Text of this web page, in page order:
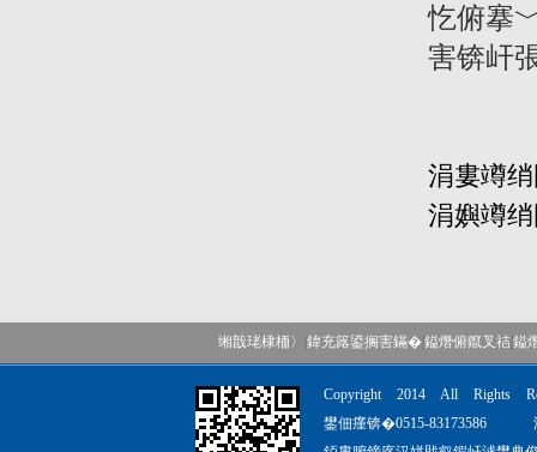
忔俯搴
害锛屽
涓婁竴
涓嬩竴
缃戠珯棣栭〉 鍏充簬鍙搁害鏋�|鎰熸俯鑹叉祮|鎰
Copyright 2014 All Rights
鐢佃瘽锛�0515-83173586 浼